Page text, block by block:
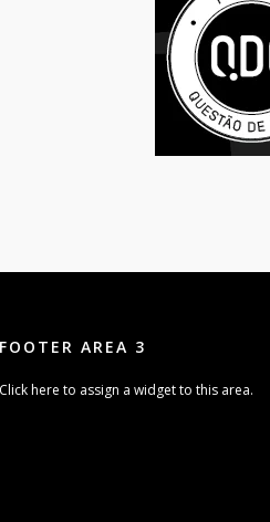
FOOTER AREA 3
Click here to assign a widget to this area.